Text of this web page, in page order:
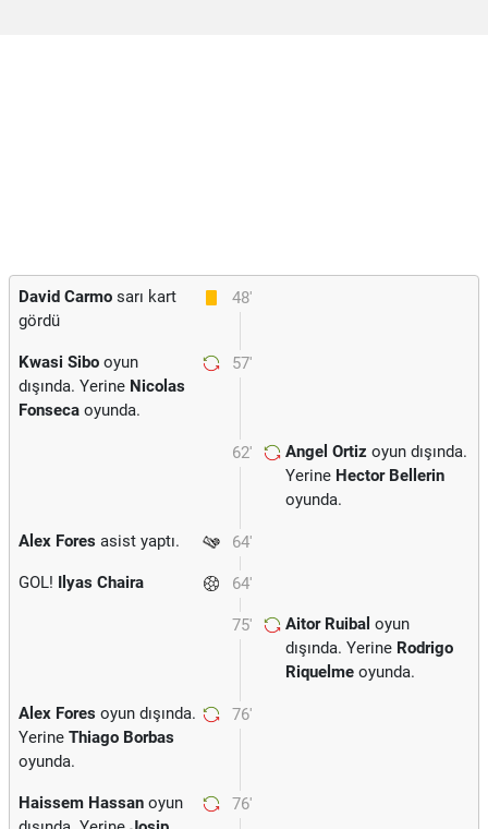
48'
David Carmo sarı kart
gördü
57'
Kwasi Sibo oyun
dışında. Yerine Nicolas
Fonseca oyunda.
62' Angel Ortiz oyun dışında.
Yerine Hector Bellerin
oyunda.
64'
Alex Fores asist yaptı.
64'
GOL! Ilyas Chaira
75' Aitor Ruibal oyun
dışında. Yerine Rodrigo
Riquelme oyunda.
76'
Alex Fores oyun dışında.
Yerine Thiago Borbas
oyunda.
76'
Haissem Hassan oyun